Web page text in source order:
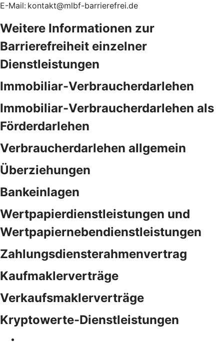
E-Mail: kontakt@mlbf-barrierefrei.de
Weitere Informationen zur
Barrierefreiheit einzelner
Dienstleistungen
Immobiliar-Verbraucherdarlehen
Immobiliar-Verbraucherdarlehen als
Förderdarlehen
Verbraucherdarlehen allgemein
Überziehungen
Bankeinlagen
Wertpapierdienstleistungen und
Wertpapiernebendienstleistungen
Zahlungsdiensterahmenvertrag
Kaufmaklerverträge
Verkaufsmaklerverträge
Kryptowerte-Dienstleistungen